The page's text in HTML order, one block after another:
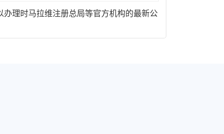
理时马拉维注册总局等官方机构的最新公